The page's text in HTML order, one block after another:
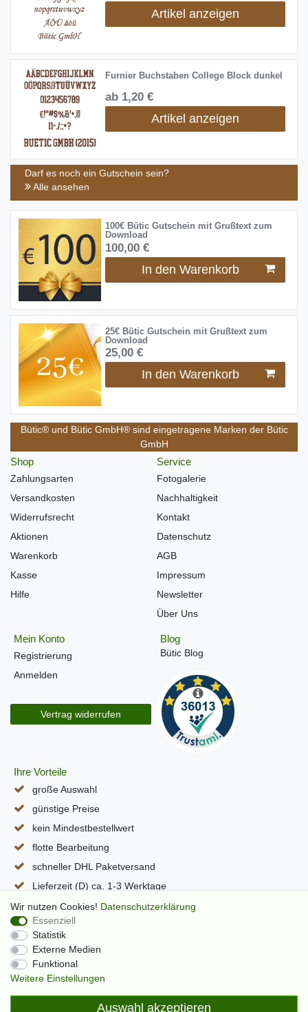
Artikel anzeigen
Furnier Buchstaben College Block dunkel
ab 1,20 €
Artikel anzeigen
Darf es noch ein Gutschein sein?
Alle ansehen
100€ Bütic Gutschein mit Grußtext zum
Download
100,00 €
In den Warenkorb
25€ Bütic Gutschein mit Grußtext zum
Download
25,00 €
In den Warenkorb
Bütic® und Bütic GmbH® sind eingetragene Marken der Bütic
GmbH
Shop
Zahlungsarten
Versandkosten
Widerrufsrecht
Aktionen
Warenkorb
Kasse
Hilfe
Service
Fotogalerie
Nachhaltigkeit
Kontakt
Datenschutz
AGB
Impressum
Newsletter
Über Uns
Mein Konto
Registrierung
Anmelden
Vertrag widerrufen
Blog
Bütic Blog
Ihre Vorteile
große Auswahl
günstige Preise
kein Mindestbestellwert
flotte Bearbeitung
schneller DHL Paketversand
Lieferzeit (D) ca. 1-3 Werktage
alle Seiten per SSL verschlüsselt
Wir nutzen Cookies! Daten­schutz­erklärung
Essenziell
Statistik
Externe Medien
Funktional
Weitere Einstellungen
Auswahl akzeptieren